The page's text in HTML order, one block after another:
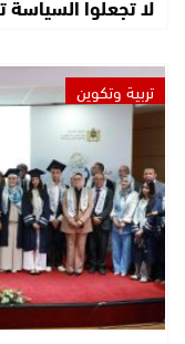
تربية وتكوين